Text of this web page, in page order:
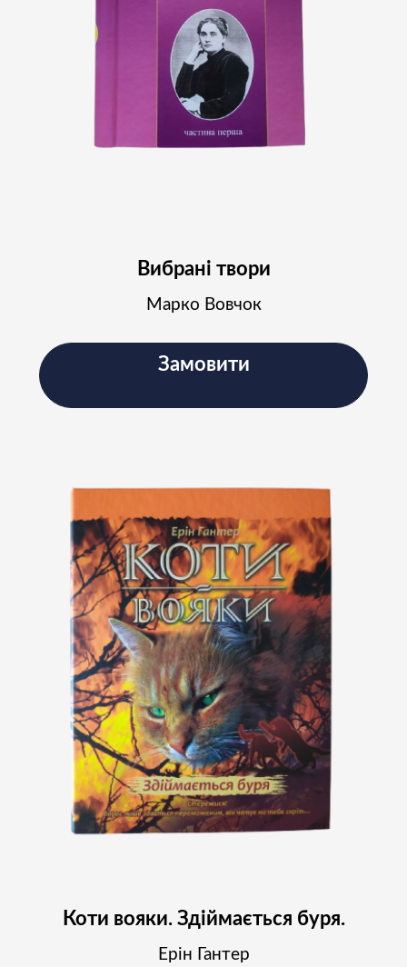
Вибрані твори
Марко Вовчок
Замовити
Коти вояки. Здіймається буря.
Ерін Гантер
Підпишіться на наш
Instagram і слідкуйте за
новинами проєкту